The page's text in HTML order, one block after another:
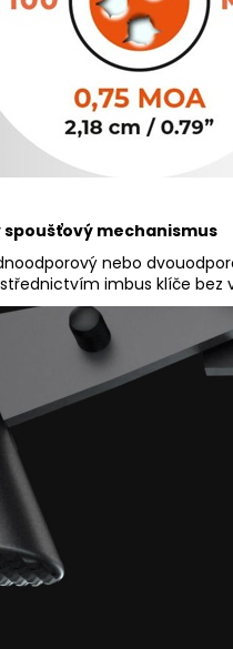
mechanismus
nebo
imbus klíče bez